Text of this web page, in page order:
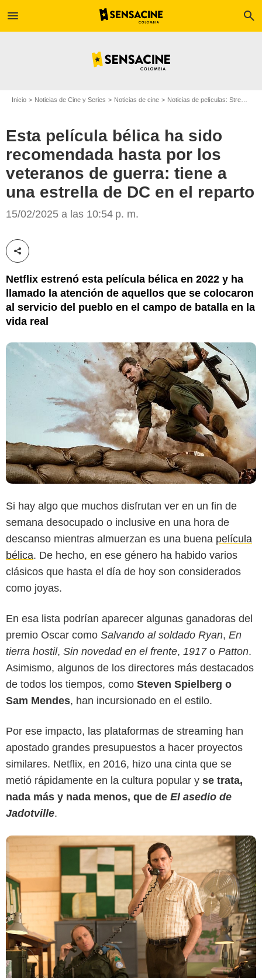
menu search
Inicio Noticias de Cine y Series Noticias de cine Noticias de películas: Streaming
Esta película bélica ha sido
recomendada hasta por los
veteranos de guerra: tiene a
una estrella de DC en el reparto
15/02/2025 a las 10:54 p. m.
Compartir esta noticia
Netflix estrenó esta película bélica en 2022 y ha
llamado la atención de aquellos que se colocaron
al servicio del pueblo en el campo de batalla en la
vida real
Si hay algo que muchos disfrutan ver en un fin de
semana desocupado o inclusive en una hora de
descanso mientras almuerzan es una buena película
bélica. De hecho, en ese género ha habido varios
clásicos que hasta el día de hoy son considerados
como joyas.
En esa lista podrían aparecer algunas ganadoras del
premio Oscar como Salvando al soldado Ryan, En
tierra hostil, Sin novedad en el frente, 1917o Patton.
Asimismo, algunos de los directores más destacados
de todos los tiempos, como Steven Spielberg o
Sam Mendes, han incursionado en el estilo.
Por ese impacto, las plataformas de streaming han
apostado grandes presupuestos a hacer proyectos
similares. Netflix, en 2016, hizo una cinta que se
metió rápidamente en la cultura popular y se trata,
nada más y nada menos, que de El asedio de
Jadotville.
Netflix